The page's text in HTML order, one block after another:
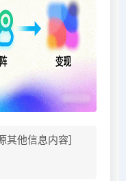
其他信息内容]